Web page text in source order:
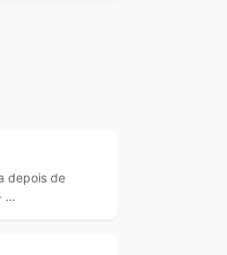
depois de
…